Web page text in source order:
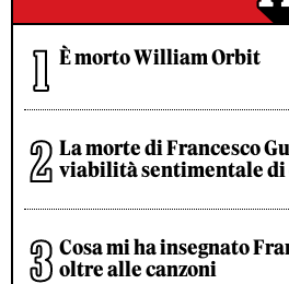
È morto William Orbit
La morte di Francesco
viabilità sentimentale di
Cosa mi ha insegnato
oltre alle canzoni